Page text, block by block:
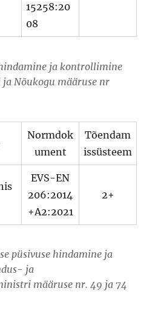
15258:20
08
ja kontrollimine
Nõukogu määruse nr
Normdok
ument
Tõendam
issüsteem
EVS-EN
206:2014
+A2:2021
2+
püsivuse hindamine ja
ja
määruse nr. 49 ja 74